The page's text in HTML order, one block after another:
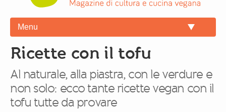
Menu
Ricette con il tofu
Al naturale, alla piastra, con le verdure e
non solo: ecco tante ricette vegan con il
tofu tutte da provare